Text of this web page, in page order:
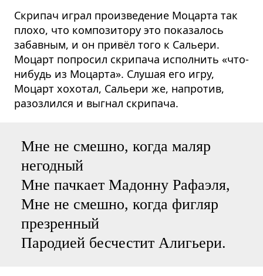
Скрипач играл произведение Моцарта так
плохо, что композитору это показалось
забавным, и он привёл того к Сальери.
Моцарт попросил скрипача исполнить «что-
нибудь из Моцарта». Слушая его игру,
Моцарт хохотал, Сальери же, напротив,
разозлился и выгнал скрипача.
Мне не смешно, когда маляр
негодный
Мне пачкает Мадонну Рафаэля,
Мне не смешно, когда фигляр
презренный
Пародией бесчестит Алигьери.